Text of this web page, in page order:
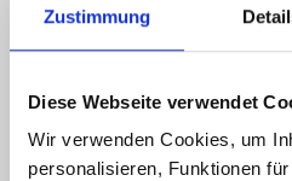
Zustimmung
Diese Webseite verwendet
Wir verwenden Cookies, um
personalisieren, Funktionen
14:00 - 18:00 Uhr
14:00 - 18:00 Uhr
Samstag nur nach